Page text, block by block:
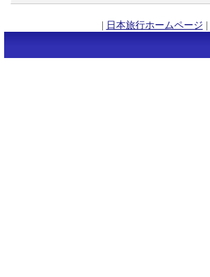
| 日本旅行ホームページ |